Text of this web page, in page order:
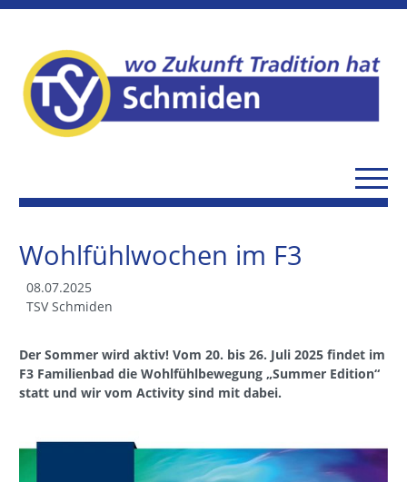
Wohlfühlwochen im F3
08.07.2025
TSV Schmiden
Der Sommer wird aktiv! Vom 20. bis 26. Juli 2025 findet im
F3 Familienbad die Wohlfühlbewegung „Summer Edition“
statt und wir vom Activity sind mit dabei.